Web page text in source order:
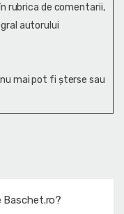
rubrica de comentarii,
autorului
mai pot fi șterse sau